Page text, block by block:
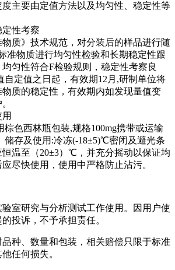
主要由定值方法以及均匀性、稳定性等
定性考察
质》技术规范，对分装后的样品进行随
准物质进行均匀性检验和长期稳定性跟
匀性符合F检验规则，稳定性考察良
自定值之日起，有效期12月,研制单位将
质的稳定性，有效期内如发现量值变
棕色西林瓶包装,规格100mg携带或运输
储存及使用:冷冻(-18±5)℃密闭及避光条
温至（20±3）℃，并充分摇动以保证均
尽快使用，使用中严格防止沾污。
室研究与分析测试工作使用。因用户使
投诉，不予承担责任。
种、数量和包装，相关赔偿只限于标准
任何损失。